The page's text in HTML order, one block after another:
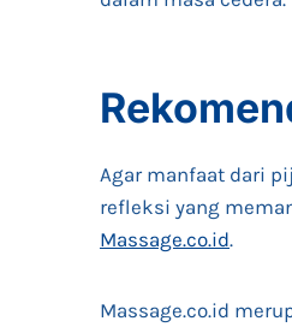
Agar manfaat dari
refleksi yang
Massage.co.id.
Massage.co.id